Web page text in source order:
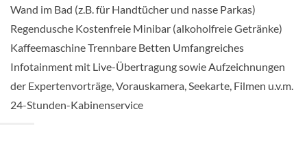
Balkonkabine-[04]
Deck 5
Balkonkabine
Wand im Bad (z.B. für Handtücher und nasse Parkas)
Regendusche Kostenfreie Minibar (alkoholfreie Getränke)
Kaffeemaschine Trennbare Betten Umfangreiches
Infotainment mit Live-Übertragung sowie Aufzeichnungen
der Expertenvorträge, Vorauskamera, Seekarte, Filmen u.v.m.
24-Stunden-Kabinenservice